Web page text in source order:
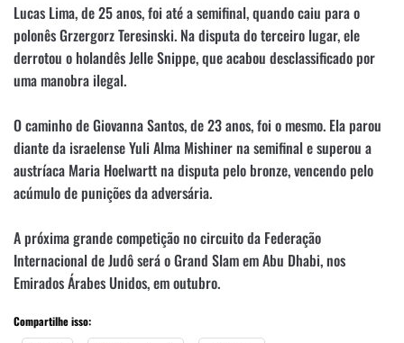
Lucas Lima, de 25 anos, foi até a semifinal, quando caiu para o
polonês Grzergorz Teresinski. Na disputa do terceiro lugar, ele
derrotou o holandês Jelle Snippe, que acabou desclassificado por
uma manobra ilegal.
O caminho de Giovanna Santos, de 23 anos, foi o mesmo. Ela parou
diante da israelense Yuli Alma Mishiner na semifinal e superou a
austríaca Maria Hoelwartt na disputa pelo bronze, vencendo pelo
acúmulo de punições da adversária.
A próxima grande competição no circuito da Federação
Internacional de Judô será o Grand Slam em Abu Dhabi, nos
Emirados Árabes Unidos, em outubro.
Compartilhe isso: